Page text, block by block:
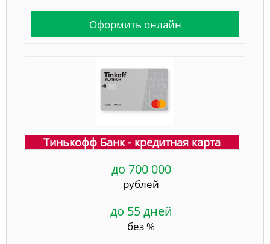
Оформить онлайн
Тинькофф Банк - кредитная карта
до 700 000
рублей
до 55 дней
без %